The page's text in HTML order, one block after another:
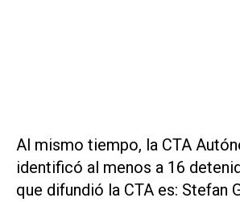
Al mismo tiempo, la CTA
identificó al menos a 16
que difundió la CTA es: Stefan